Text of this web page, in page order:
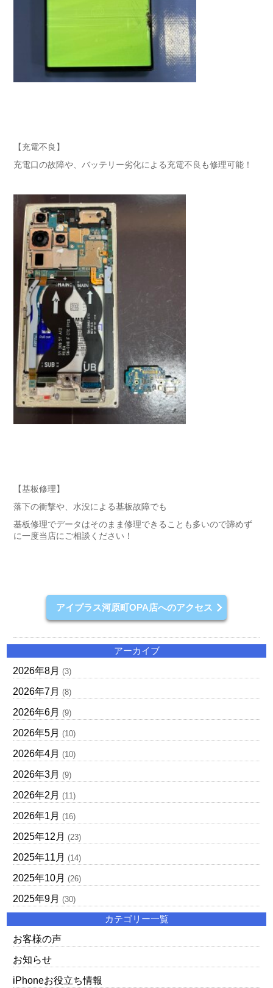
【充電不良】
充電口の故障や、バッテリー劣化による充電不良も修理可能！
【基板修理】
落下の衝撃や、水没による基板故障でも
基板修理でデータはそのまま修理できることも多いので諦めず
に一度当店にご相談ください！
アイプラス河原町OPA店へのアクセス
アーカイブ
2026年8月 (3)
2026年7月 (8)
2026年6月 (9)
2026年5月 (10)
2026年4月 (10)
2026年3月 (9)
2026年2月 (11)
2026年1月 (16)
2025年12月 (23)
2025年11月 (14)
2025年10月 (26)
2025年9月 (30)
カテゴリー一覧
お客様の声
お知らせ
iPhoneお役立ち情報